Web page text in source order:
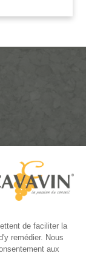
LA SANTÉ, À
de faciliter la
remédier. Nous
aux